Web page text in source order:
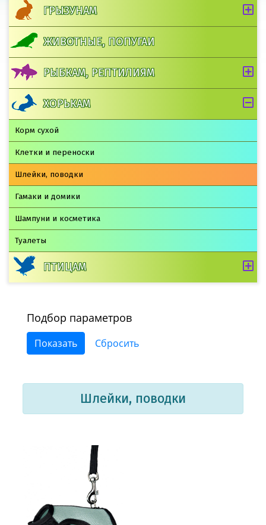
ГРЫЗУНАМ
ЖИВОТНЫЕ, ПОПУГАИ
РЫБКАМ, РЕПТИЛИЯМ
ХОРЬКАМ
Корм сухой
Клетки и переноски
Шлейки, поводки
Гамаки и домики
Шампуни и косметика
Туалеты
ПТИЦАМ
Подбор параметров
Шлейки, поводки